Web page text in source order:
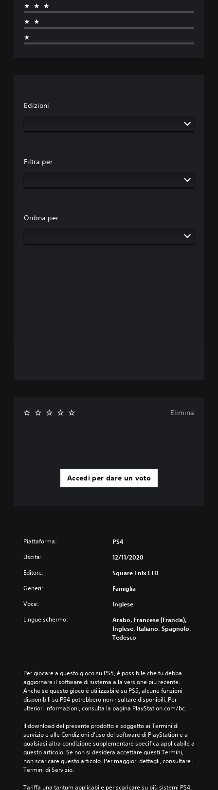
★★★
★★
★
Edizioni
Filtra per
Ordina per:
Accedi per dare un voto
Elimina
Piattaforma: PS4
Uscita: 12/11/2020
Editore: Square Enix LTD
Generi: Famiglia
Voce: Inglese
Lingue schermo:
Arabo, Francese (Francia),
Inglese, Italiano, Spagnolo,
Tedesco
Per giocare a questo gioco su PS5, è possibile che tu debba
aggiornare il software di sistema alla versione più recente.
Anche se questo gioco è utilizzabile su PS5, alcune funzioni
disponibili su PS4 potrebbero non risultare disponibili. Per
ulteriori informazioni, consulta la pagina PlayStation.com/bc.
Il download del presente prodotto è soggetto ai Termini di
servizio e alle Condizioni d'uso del software di PlayStation e a
qualsiasi altra condizione supplementare specifica applicabile a
questo articolo. Se non si desidera accettare questi Termini,
non scaricare questo articolo. Per maggiori dettagli, consultare i
Termini di Servizio.
Tariffa una tantum applicabile per scaricare su più sistemi PS4.